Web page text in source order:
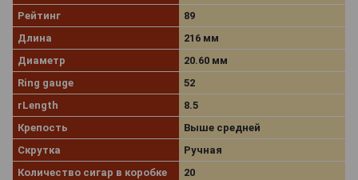
Рейтинг
89
Длина
216 мм
Диаметр
20.60 мм
Ring gauge
52
rLength
8.5
Крепость
Выше средней
Скрутка
Ручная
Количество сигар в коробке
20